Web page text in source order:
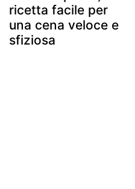
ricetta facile per
una cena veloce e
sfiziosa